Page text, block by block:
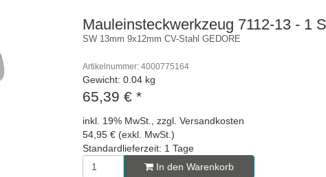
Mauleinsteckwerkzeug 7112-13 - 1
SW 13mm 9x12mm CV-Stahl GEDORE
Artikelnummer: 4000775164
Gewicht: 0.04 kg
65,39 € *
inkl. 19% MwSt., zzgl. Versandkosten
54,95 € (exkl. MwSt.)
Standardlieferzeit: 1 Tage
In den Warenkorb